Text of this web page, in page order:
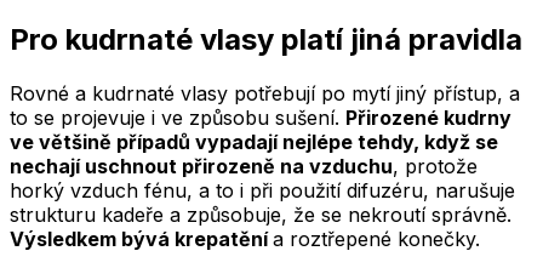
Pro kudrnaté vlasy platí jiná pravidla
Rovné a kudrnaté vlasy potřebují po mytí jiný přístup, a
to se projevuje i ve způsobu sušení. Přirozené kudrny
ve většině případů vypadají nejlépe tehdy, když se
nechají uschnout přirozeně na vzduchu, protože
horký vzduch fénu, a to i při použití difuzéru, narušuje
strukturu kadeře a způsobuje, že se nekroutí správně.
Výsledkem bývá krepatěnía roztřepené konečky.